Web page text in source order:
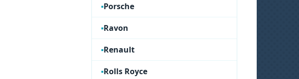
Porsche
Ravon
Renault
Rolls Royce